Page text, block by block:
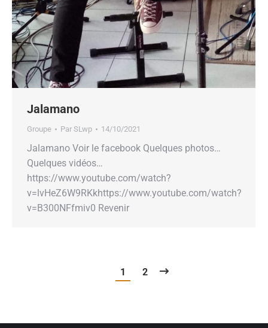
Jalamano
Groupe Par SLwp 14/10/2021
Jalamano Voir le facebook Quelques photos…
Quelques vidéos…
https://www.youtube.com/watch?
v=lvHeZ6W9RKkhttps://www.youtube.com/watch?
v=B300NFfmiv0 Revenir
1 2